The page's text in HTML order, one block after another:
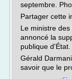
septembre.
Partager cette
Le ministre
annoncé la
publique d'État.
Gérald
savoir que le